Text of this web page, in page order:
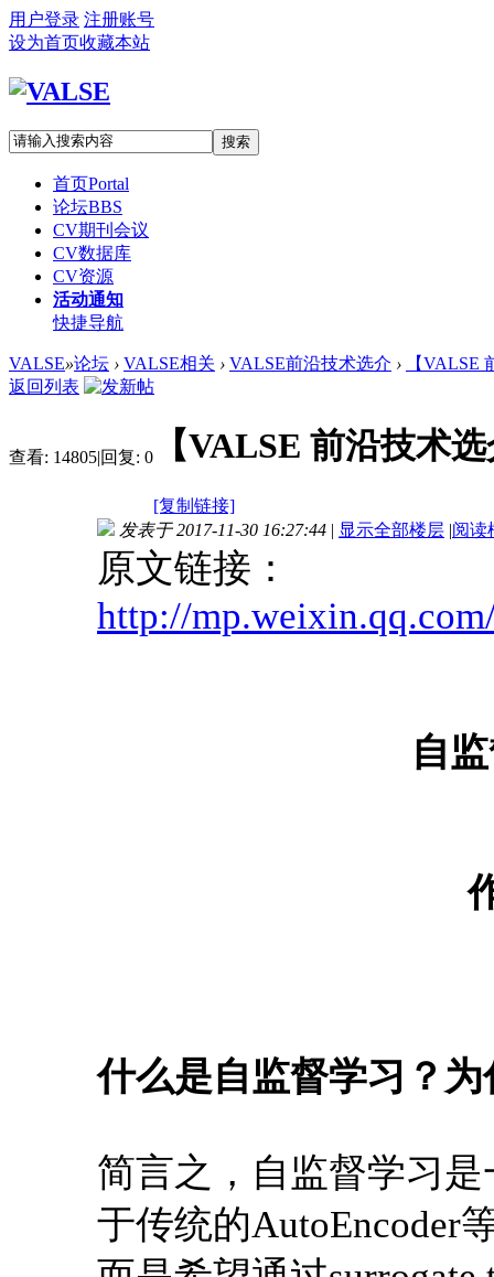
用户登录 注册账号
设为首页收藏本站
搜索
首页Portal
论坛BBS
CV期刊会议
CV数据库
CV资源
活动通知
快捷导航
VALSE»论坛 › VALSE相关 › VALSE前沿技术选介 ›
【VALSE
返回列表
查看: 14805|回复: 0 【VALSE 前沿技术
[复制链接]
发表于 2017-11-30 16:27:44 | 显示全部楼层 |阅读
原文链接：
http://
自
什么是自监督学习？
简言之，自监督学习
于传统的AutoEncoder